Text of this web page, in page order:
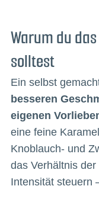
Warum du
solltest
Ein selbst
besseren
eigenen
eine feine
Knoblauch- und
das Verhältnis
Intensität steuern